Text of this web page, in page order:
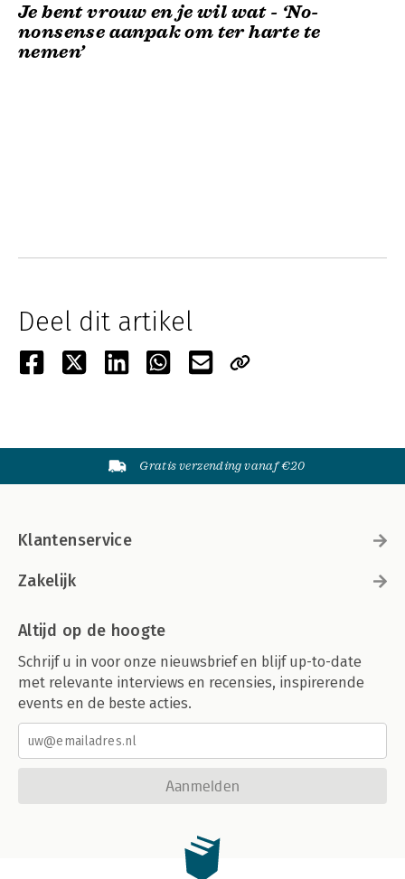
Je bent vrouw en je wil wat - ‘No-
nonsense aanpak om ter harte te
nemen’
Deel dit artikel
Gratis verzending vanaf €20
Klantenservice
Zakelijk
Altijd op de hoogte
Schrijf u in voor onze nieuwsbrief en blijf up-to-date
met relevante interviews en recensies, inspirerende
events en de beste acties.
Aanmelden